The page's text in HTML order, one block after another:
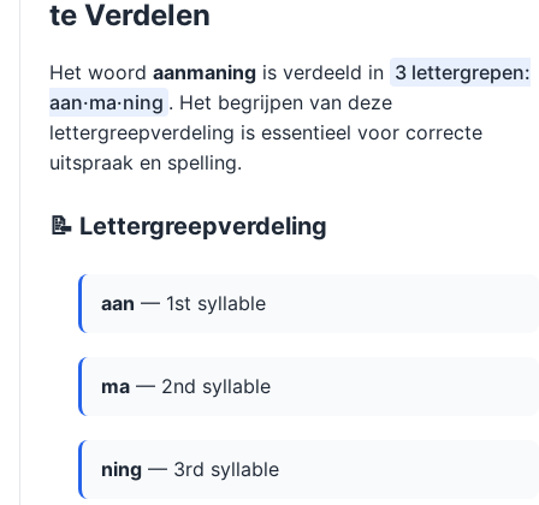
te Verdelen
Het woord aanmaning is verdeeld in 3 lettergrepen:
aan·ma·ning . Het begrijpen van deze
lettergreepverdeling is essentieel voor correcte
uitspraak en spelling.
📝 Lettergreepverdeling
aan — 1st syllable
ma — 2nd syllable
ning — 3rd syllable